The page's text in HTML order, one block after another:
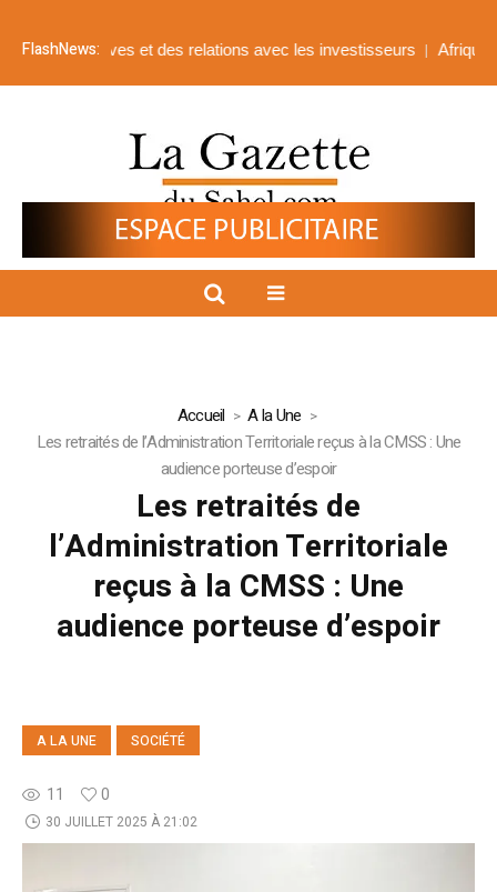
FlashNews:et des relations avec les investisseurs Afrique de
Accueil
A la Une
Les retraités de l’Administration Territoriale reçus à la CMSS : Une
audience porteuse d’espoir
Les retraités de
l’Administration Territoriale
reçus à la CMSS : Une
audience porteuse d’espoir
A LA UNE SOCIÉTÉ
11 0
30 JUILLET 2025 À 21:02